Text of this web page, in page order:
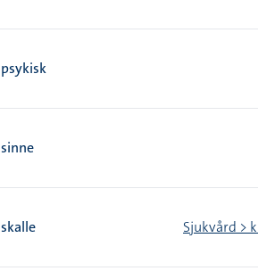
psykisk
sinne
skalle Sjukvård >